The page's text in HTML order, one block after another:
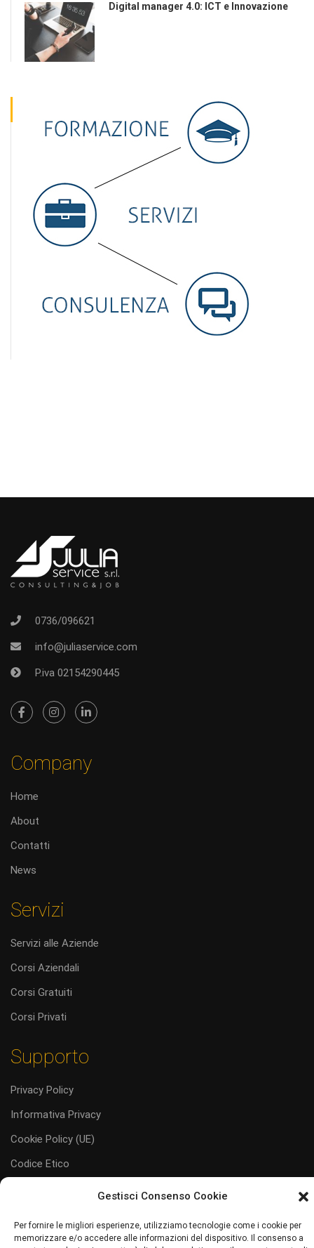
Gestisci Consenso Cookie
Per fornire le migliori esperienze, utilizziamo tecnologie come i cookie per
memorizzare e/o accedere alle informazioni del dispositivo. Il consenso a
Digital manager 4.0: ICT e Innovazione
0736/096621
info@juliaservice.com
P.iva 02154290445
Company
Home
About
Contatti
News
Servizi
Servizi alle Aziende
Corsi Aziendali
Corsi Gratuiti
Corsi Privati
Supporto
Privacy Policy
Informativa Privacy
Cookie Policy (UE)
Codice Etico